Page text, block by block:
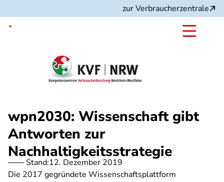
zum
Inhalt
zur Verbraucherzentrale
wpn2030: Wissenschaft gibt
Antworten zur
Nachhaltigkeitsstrategie
Stand:12. Dezember 2019
Die 2017 gegründete Wissenschaftsplattform